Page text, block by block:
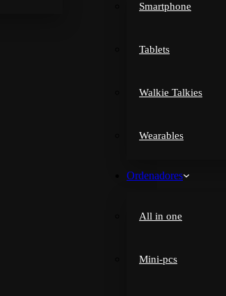
Smartphone
Tablets
Walkie Talkies
Wearables
Ordenadores
All in one
Mini-pcs